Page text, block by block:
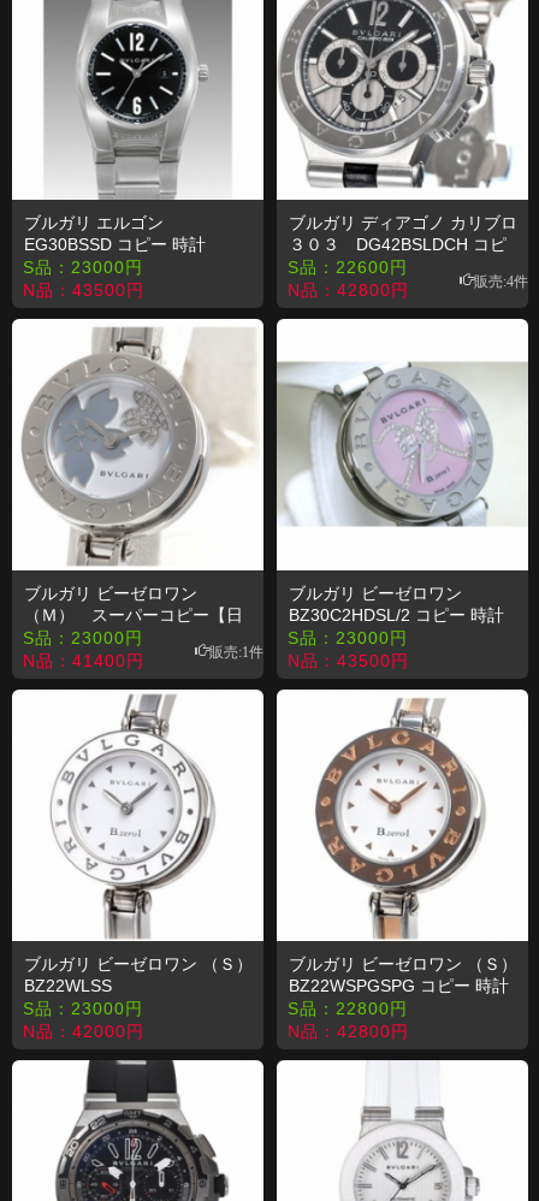
ブルガリ エルゴン
EG30BSSD コピー 時計
S品： 23000円
N品： 43500円
ブルガリ ディアゴノ カリブロ
３０３ DG42BSLDCH コピ
ー 時計
S品： 22600円
N品： 42800円
販売:4件
ブルガリ ビーゼロワン
（Ｍ） スーパーコピー【日
本素晴7】BZ22FDSS
S品： 23000円
N品： 41400円
販売:1件
ブルガリ ビーゼロワン
BZ30C2HDSL/2 コピー 時計
S品： 23000円
N品： 43500円
ブルガリ ビーゼロワン （Ｓ）
BZ22WLSS
S品： 23000円
N品： 42000円
ブルガリ ビーゼロワン （Ｓ）
BZ22WSPGSPG コピー 時計
S品： 22800円
N品： 42800円